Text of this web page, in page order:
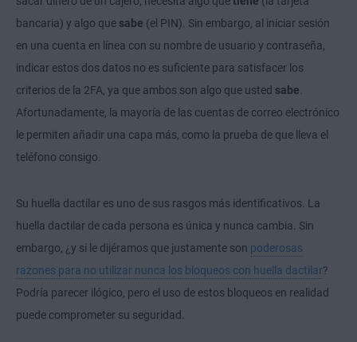
bancaria) y algo que sabe (el PIN). Sin embargo, al iniciar sesión
en una cuenta en línea con su nombre de usuario y contraseña,
indicar estos dos datos no es suficiente para satisfacer los
criterios de la 2FA, ya que ambos son algo que usted sabe.
Afortunadamente, la mayoría de las cuentas de correo electrónico
le permiten añadir una capa más, como la prueba de que lleva el
teléfono consigo.
Su huella dactilar es uno de sus rasgos más identificativos. La
huella dactilar de cada persona es única y nunca cambia. Sin
embargo, ¿y si le dijéramos que justamente son poderosas
razones para no utilizar nunca los bloqueos con huella dactilar?
Podría parecer ilógico, pero el uso de estos bloqueos en realidad
puede comprometer su seguridad.